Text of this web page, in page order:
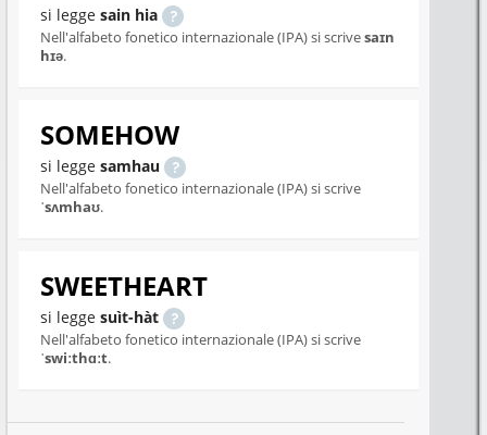
si legge sain hia
Nell'alfabeto fonetico internazionale (IPA) si scrivesaɪn
hɪə.
SOMEHOW
si legge samhau
Nell'alfabeto fonetico internazionale (IPA) si scrive
ˈsʌmhaʊ.
SWEETHEART
si legge suìt-hàt
Nell'alfabeto fonetico internazionale (IPA) si scrive
ˈswiːthɑːt.